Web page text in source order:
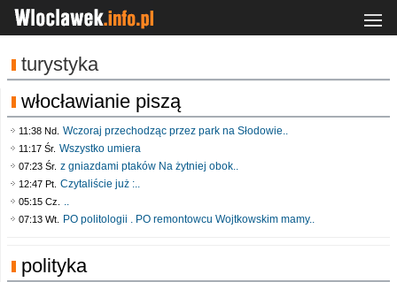
turystyka
włocławianie piszą
11:38 Nd. Wczoraj przechodząc przez park na Słodowie..
11:17 Śr. Wszystko umiera
07:23 Śr. z gniazdami ptaków Na żytniej obok..
12:47 Pt. Czytaliście już :..
05:15 Cz. ..
07:13 Wt. PO politologii . PO remontowcu Wojtkowskim mamy..
polityka